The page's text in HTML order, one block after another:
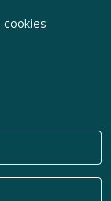
cookies